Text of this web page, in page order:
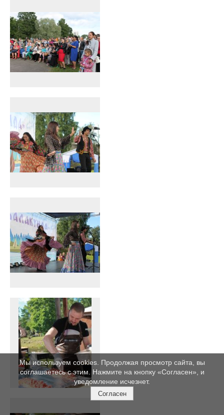
Мы используем cookies. Продолжая просмотр сайта, вы
соглашаетесь с этим. Нажмите на кнопку «Согласен», и
уведомление исчезнет.
Согласен